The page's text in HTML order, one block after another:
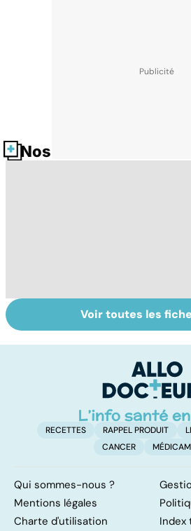
Nos fiches santé
Tout savoir sur
les infections
Voir toutes les
RECETTES RAPPEL PRODUIT
CANCER
Qui sommes-nous ?
Mentions légales
Charte d'utilisation
Index